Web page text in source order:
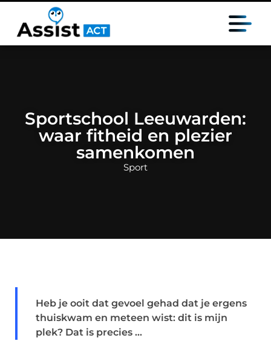
Sportschool Leeuwarden:
waar fitheid en plezier
samenkomen
Sport
Heb je ooit dat gevoel gehad dat je ergens
thuiskwam en meteen wist: dit is mijn
plek? Dat is precies ...